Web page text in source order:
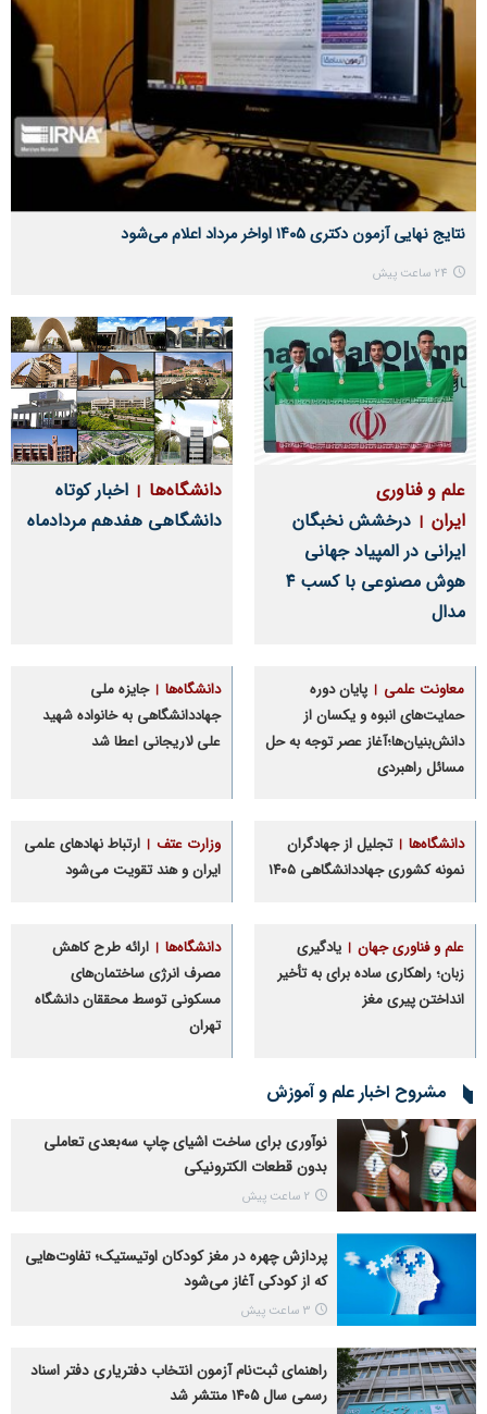
نتایج نهایی آزمون دکتری ۱۴۰۵ اواخر مرداد اعلام می‌شود
24 ساعت پیش
علم و فناوری
ایران
درخشش نخبگان
ایرانی در المپیاد جهانی
هوش مصنوعی با کسب ۴
مدال
دانشگاه‌ها
اخبار کوتاه
دانشگاهی هفدهم مردادماه
معاونت علمی
پایان دوره
حمایت‌های انبوه و یکسان از
دانش‌بنیان‌ها؛آغاز عصر توجه به حل
مسائل راهبردی
دانشگاه‌ها
جایزه ملی
جهاددانشگاهی به خانواده شهید
علی لاریجانی اعطا شد
دانشگاه‌ها
تجلیل از جهادگران
نمونه کشوری جهاددانشگاهی ۱۴۰۵
وزارت عتف
ارتباط نهادهای علمی
ایران و هند تقویت می‌شود
علم و فناوری جهان
یادگیری
زبان؛ راهکاری ساده برای به تأخیر
انداختن پیری مغز
دانشگاه‌ها
ارائه طرح کاهش
مصرف انرژی ساختمان‌های
مسکونی توسط محققان دانشگاه
تهران
مشروح اخبار علم و آموزش
نوآوری برای ساخت اشیای چاپ سه‌بعدی تعاملی
بدون قطعات الکترونیکی
2 ساعت پیش
پردازش چهره در مغز کودکان اوتیستیک؛ تفاوت‌هایی
که از کودکی آغاز می‌شود
3 ساعت پیش
راهنمای ثبت‌نام آزمون انتخاب دفتریاری دفتر اسناد
رسمی سال ۱۴۰۵ منتشر شد